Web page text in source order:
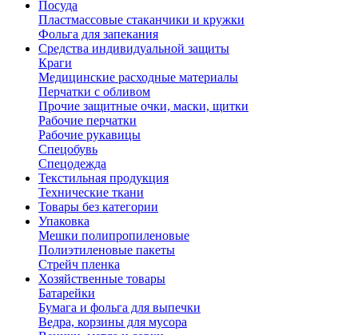
Посуда
Пластмассовые стаканчики и кружки
Фольга для запекания
Средства индивидуальной защиты
Краги
Медицинские расходные материалы
Перчатки с обливом
Прочие защитные очки, маски, щитки
Рабочие перчатки
Рабочие рукавицы
Спецобувь
Спецодежда
Текстильная продукция
Технические ткани
Товары без категории
Упаковка
Мешки полипропиленовые
Полиэтиленовые пакеты
Стрейч пленка
Хозяйственные товары
Батарейки
Бумага и фольга для выпечки
Ведра, корзины для мусора